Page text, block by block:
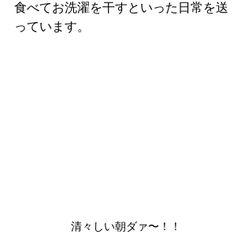
食べてお洗濯を干すといった日常を送
っています。
清々しい朝ダァ〜！！